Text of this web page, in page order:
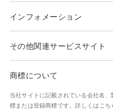
インフォメーション
その他関連サービスサイト
商標について
当社サイトに記載されている会社名
標または登録商標です。詳しくはこち